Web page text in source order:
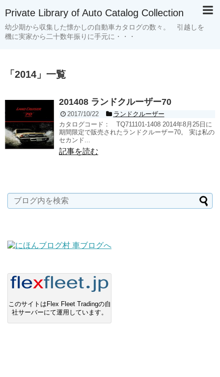
Private Library of Auto Catalog Collection
幼少期から収集した懐かしの自動車カタログの数々。 引越しを
機に実家から二十数年振りに手元に・・・
「 2014 」 一覧
201408 ランドクルーザー70
2017/10/22
ランドクルーザー
カタログコード： TQ711101-1408 2014年8月25日に
期間限定で販売されたランドクルーザー70。 実は私の
セカンド...
記事を読む
このサイトはFlex Fleet Tradingの自
社サーバーにて運用しています。